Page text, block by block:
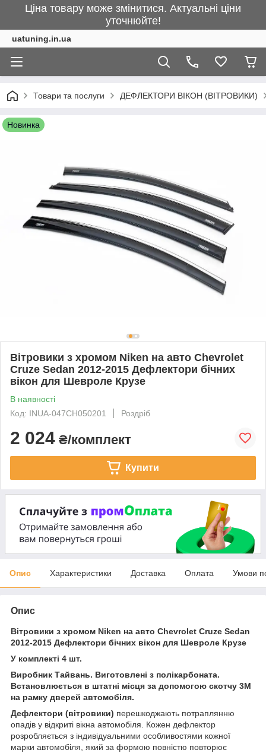
Ціна товару може змінитися. Актуальні ціни
уточнюйте!
uatuning.in.ua
Товари та послуги ДЕФЛЕКТОРИ ВІКОН (ВІТРОВИКИ)
Новинка
Вітровики з хромом Niken на авто Chevrolet
Cruze Sedan 2012-2015 Дефлектори бічних
вікон для Шевроле Крузе
В наявності
Код: INUA-047CH050201
Роздріб
2 024 ₴/комплект
Купити
Опис Характеристики Доставка Оплата Умови
Опис
Вітровики з хромом Niken на авто Chevrolet Cruze Sedan
2012-2015 Дефлектори бічних вікон для Шевроле Крузе
У комплекті 4 шт.
Виробник Тайвань. Виготовлені з полікарбоната.
Встановлюється в штатні місця за допомогою скотчу 3M
на рамку дверей автомобіля.
Дефлектори (вітровики) перешкоджають потраплянню
опадів у відкриті вікна автомобіля. Кожен дефлектор
розробляється з індивідуальними особливостями кожної
марки автомобіля, який за формою повністю повторює